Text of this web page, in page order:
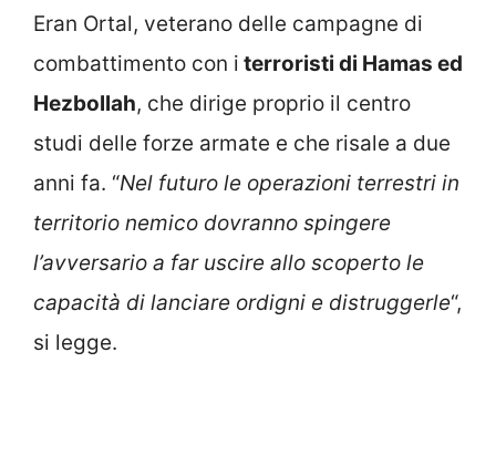
Eran Ortal, veterano delle campagne di
combattimento con i terroristi di Hamas ed
Hezbollah, che dirige proprio il centro
studi delle forze armate e che risale a due
anni fa. “Nel futuro le operazioni terrestri in
territorio nemico dovranno spingere
l’avversario a far uscire allo scoperto le
capacità di lanciare ordigni e distruggerle“,
si legge.